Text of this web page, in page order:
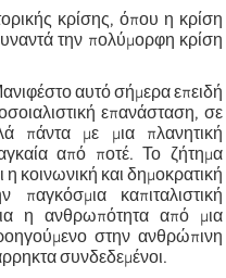
κρίσης, όπου η κρίση
την πολύμορφη κρίση
αυτό σήμερα επειδή
επανάσταση, σε
πάντα με μια πλανητική
από ποτέ. Το ζήτημα
η κοινωνική και δημοκρατική
καπιταλιστική
η ανθρωπότητα από μια
στην ανθρώπινη
συνδεδεμένοι.